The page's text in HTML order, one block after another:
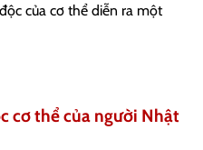
của cơ thể diễn ra một
cơ thể của người Nhật